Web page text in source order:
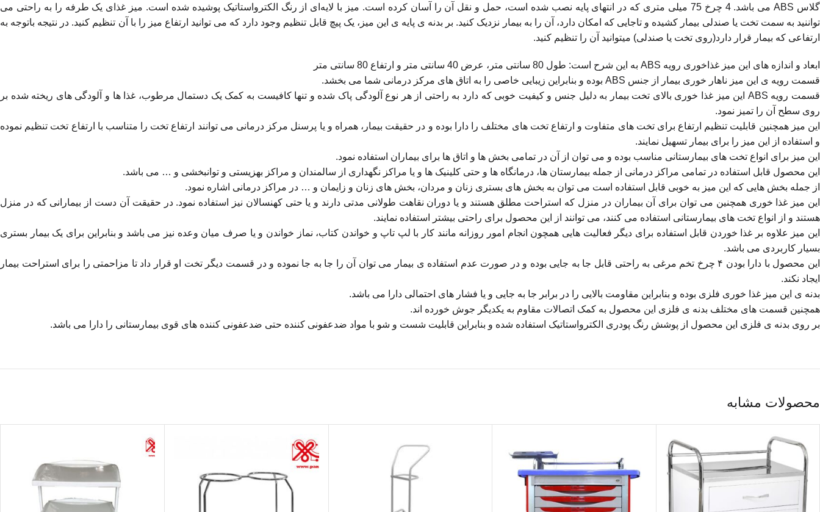
گلاس ABS می باشد. 4 چرخ 75 میلی متری که در انتهای پایه نصب شده است، حمل و نقل آن را آسان کرده است. میز با لایه‌ای از رنگ الکترواستاتیک پوشیده شده است. میز غذای یک طرفه را به راحتی می
تواننید به سمت تخت یا صندلی بیمار کشیده و تاجایی که امکان دارد، آن را به بیمار نزدیک کنید. بر بدنه ی پایه ی این میز، یک پیچ قابل تنظیم وجود دارد که می توانید ارتفاع میز را با آن تنظیم کنید. در نتیجه باتوجه به
ارتفاعی که بیمار قرار دارد(روی تخت یا صندلی) میتوانید آن را تنظیم کنید.
ابعاد و اندازه های این میز غذاخوری رویه ABS به این شرح است: طول 80 سانتی متر، عرض 40 سانتی متر و ارتفاع 80 سانتی متر
قسمت رویه ی این میز ناهار خوری بیمار از جنس ABS بوده و بنابراین زیبایی خاصی را به اتاق های مرکز درمانی شما می بخشد.
قسمت رویه ABS این میز غذا خوری بالای تخت بیمار به دلیل جنس و کیفیت خوبی که دارد به راحتی از هر نوع آلودگی پاک شده و تنها کافیست به کمک یک دستمال مرطوب، غذا ها و آلودگی های ریخته شده بر
روی سطح آن را تمیز نمود.
این میز همچنین قابلیت تنظیم ارتفاع برای تخت های متفاوت و ارتفاع تخت های مختلف را دارا بوده و در حقیقت بیمار، همراه و یا پرسنل مرکز درمانی می توانند ارتفاع تخت را متناسب با ارتفاع تخت تنظیم نموده
و استفاده از این میز را برای بیمار تسهیل نمایند.
این میز برای انواع تخت های بیمارستانی مناسب بوده و می توان از آن در تمامی بخش ها و اتاق ها برای بیماران استفاده نمود.
این محصول قابل استفاده در تمامی مراکز درمانی از جمله بیمارستان ها، درمانگاه ها و حتی کلینیک ها و یا مراکز نگهداری از سالمندان و مراکز بهزیستی و توانبخشی و … می باشد.
از جمله بخش هایی که این میز به خوبی قابل استفاده است می توان به بخش های بستری زنان و مردان، بخش های زنان و زایمان و … در مراکز درمانی اشاره نمود.
این میز غذا خوری همچنین می توان برای آن بیماران در منزل که استراحت مطلق هستند و یا دوران نقاهت طولانی مدتی دارند و یا حتی کهنسالان نیز استفاده نمود. در حقیقت آن دست از بیمارانی که در منزل
هستند و از انواع تخت های بیمارستانی استفاده می کنند، می توانند از این محصول برای راحتی بیشتر استفاده نمایند.
این میز علاوه بر غذا خوردن قابل استفاده برای دیگر فعالیت هایی همچون انجام امور روزانه مانند کار با لپ تاپ و خواندن کتاب، نماز خواندن و یا صرف میان وعده نیز می باشد و بنابراین برای یک بیمار بستری
بسیار کاربردی می باشد.
این محصول با دارا بودن ۴ چرخ تخم مرغی به راحتی قابل جا به جایی بوده و در صورت عدم استفاده ی بیمار می توان آن را جا به جا نموده و در قسمت دیگر تخت او قرار داد تا مزاحمتی را برای استراحت بیمار
ایجاد نکند.
بدنه ی این میز غذا خوری فلزی بوده و بنابراین مقاومت بالایی را در برابر جا به جایی و یا فشار های احتمالی دارا می باشد.
همچنین قسمت های مختلف بدنه ی فلزی این محصول به کمک اتصالات مقاوم به یکدیگر جوش خورده اند.
بر روی بدنه ی فلزی این محصول از پوشش رنگ پودری الکترواستاتیک استفاده شده و بنابراین قابلیت شست و شو با مواد ضدعفونی کننده حتی ضدعفونی کننده های قوی بیمارستانی را دارا می باشد.
محصولات مشابه